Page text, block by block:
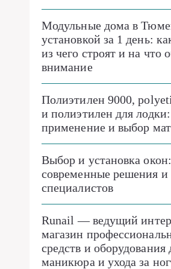
Модульные дома в
установкой за 1 день:
из чего строят и на что
внимание
Полиэтилен 9000,
и полиэтилен для лодки:
применение и выбор
Выбор и установка окон:
современные решения и
специалистов
Runail — ведущий
магазин
средств и оборудования
маникюра и ухода за